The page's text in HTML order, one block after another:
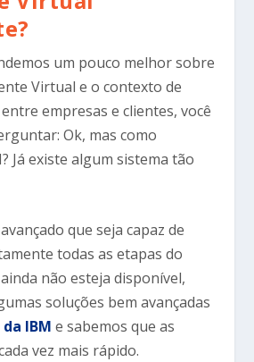
um pouco melhor sobre
Virtual e o contexto de
empresas e clientes, você
Ok, mas como
Já existe algum sistema tão
que seja capaz de
todas as etapas do
não esteja disponível,
soluções bem avançadas
IBM e sabemos que as
vez mais rápido.